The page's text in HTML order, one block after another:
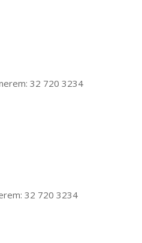
32 720 3234
32 720 3234